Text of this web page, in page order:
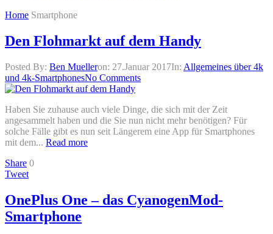
Home Smartphone
Den Flohmarkt auf dem Handy
Posted By: Ben Muelleron: 27.Januar 2017In: Allgemeines über 4k
und 4k-SmartphonesNo Comments
Haben Sie zuhause auch viele Dinge, die sich mit der Zeit
angesammelt haben und die Sie nun nicht mehr benötigen? Für
solche Fälle gibt es nun seit Längerem eine App für Smartphones
mit dem... Read more
Share 0
Tweet
OnePlus One – das CyanogenMod-
Smartphone